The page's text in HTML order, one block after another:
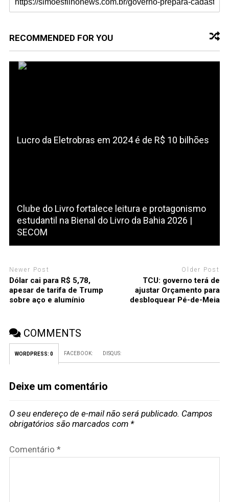
RECOMMENDED FOR YOU
Lucro da Eletrobras em 2024 é de R$ 10 bilhões
Clube do Livro fortalece leitura e protagonismo
estudantil na Bienal do Livro da Bahia 2026 |
SECOM
Newer Post
Dólar cai para R$ 5,78,
apesar de tarifa de Trump
sobre aço e alumínio
Older Post
TCU: governo terá de
ajustar Orçamento para
desbloquear Pé-de-Meia
COMMENTS
WORDPRESS: 0 FACEBOOK: DISQUS:
Deixe um comentário
O seu endereço de e-mail não será publicado. Campos
obrigatórios são marcados com *
Comentário *